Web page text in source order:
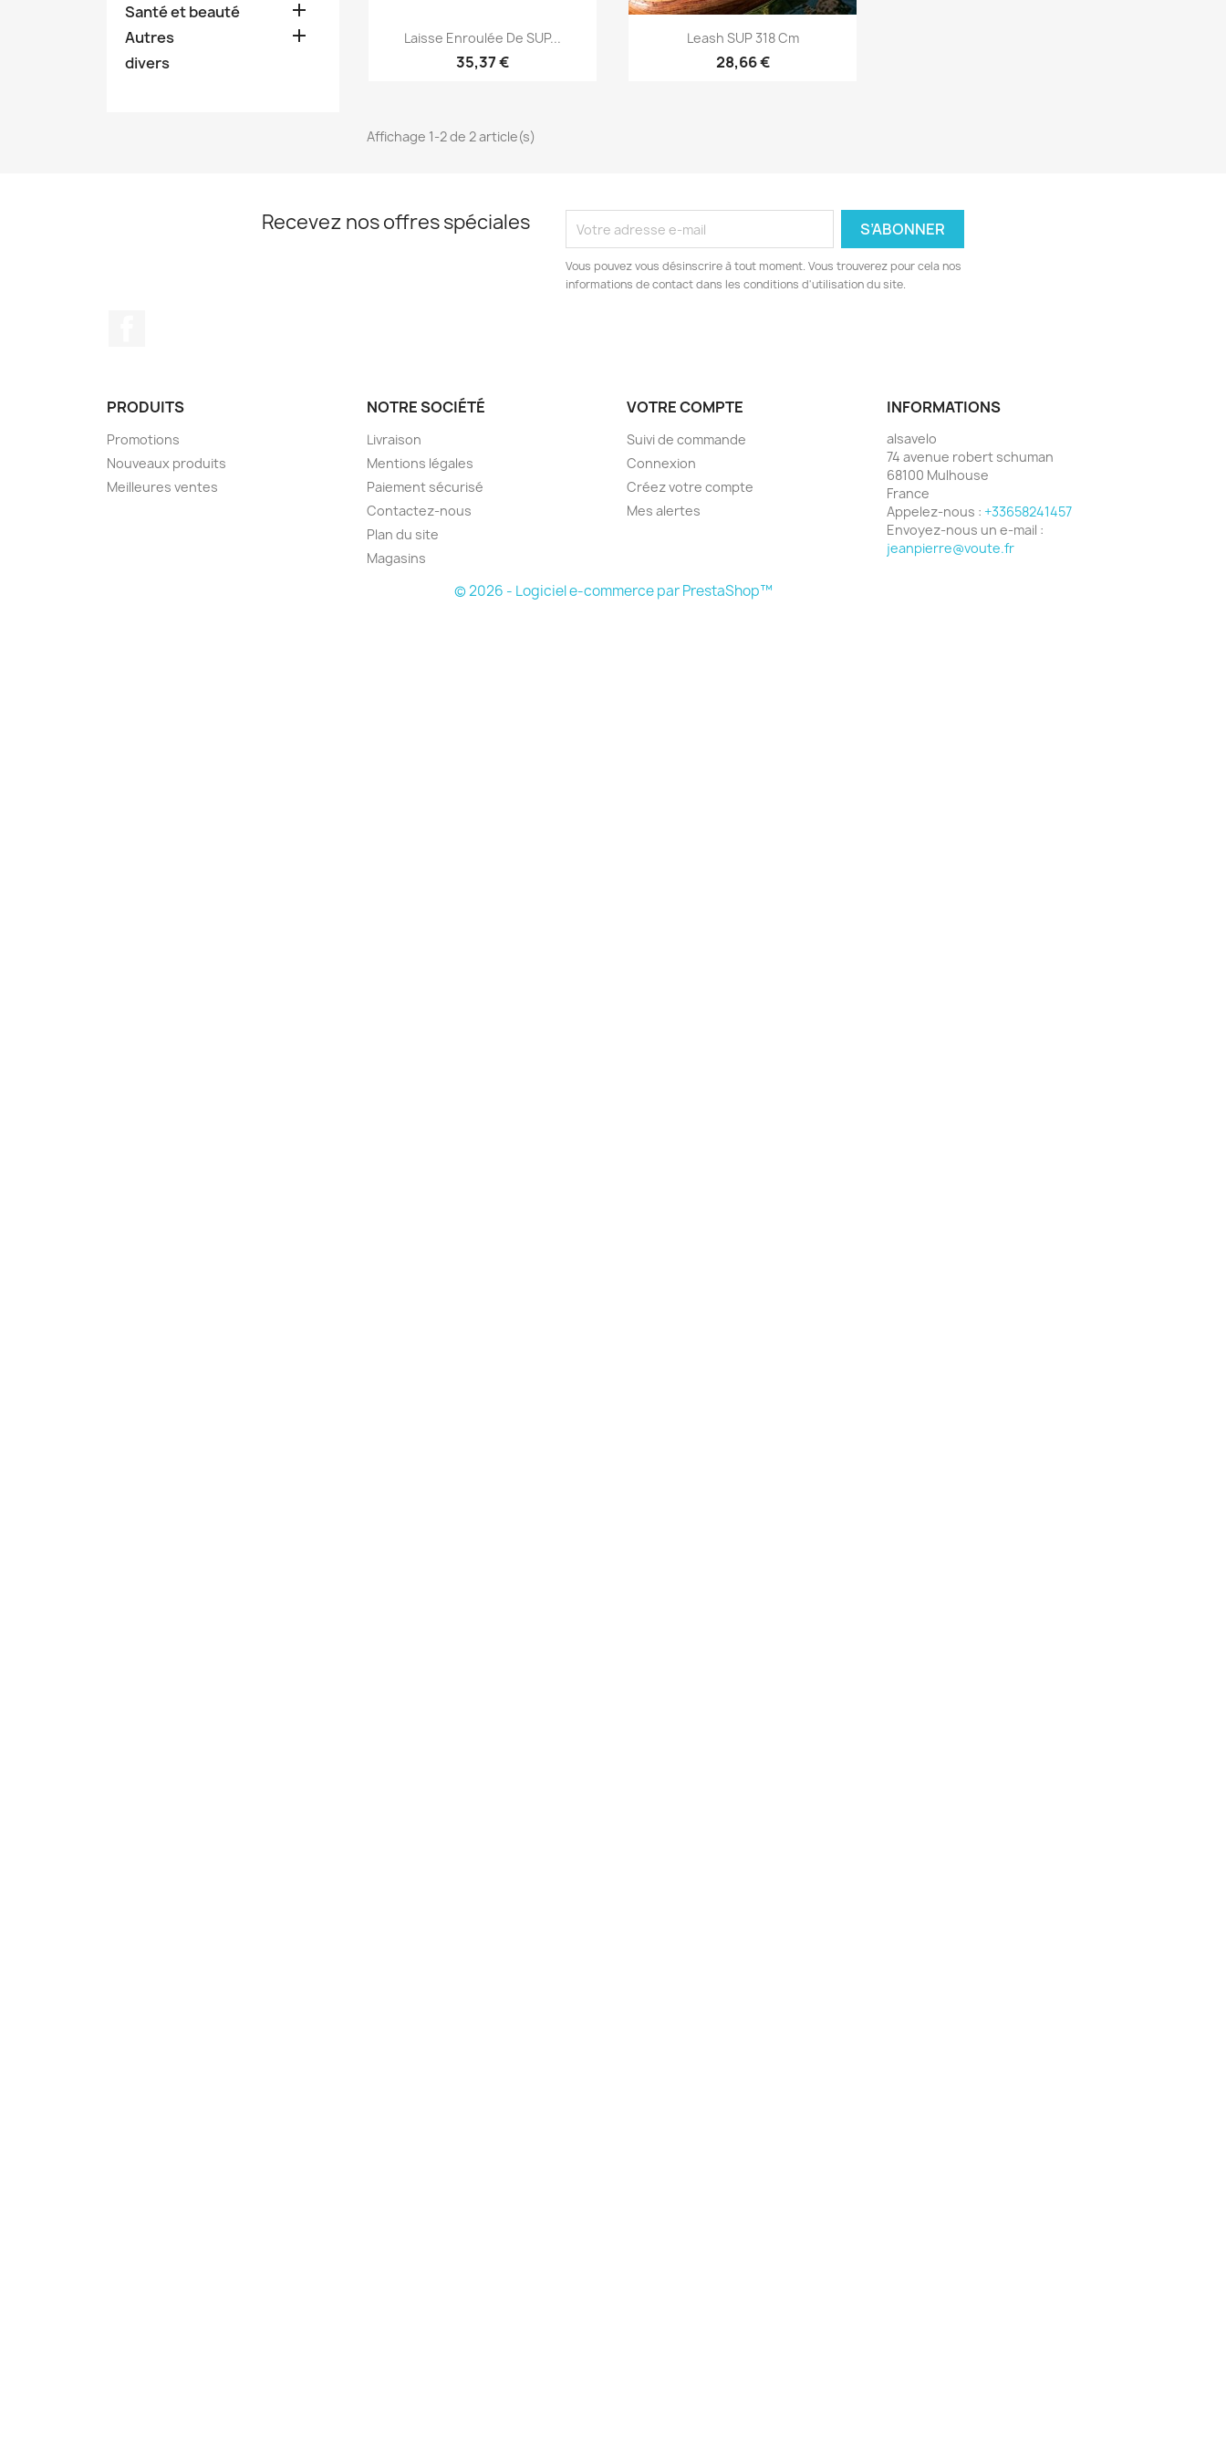
Santé et beauté 
Autres 
divers
Aperçu rapide
Laisse Enroulée De SUP...
35,37 €
Aperçu rapide
Leash SUP 318 Cm
28,66 €
Affichage 1-2 de 2 article(s)
Recevez nos offres spéciales
Vous pouvez vous désinscrire à tout moment. Vous trouverez pour cela nos
informations de contact dans les conditions d'utilisation du site.
PRODUITS
Promotions
Nouveaux produits
Meilleures ventes
NOTRE SOCIÉTÉ
Livraison
Mentions légales
Paiement sécurisé
Contactez-nous
Plan du site
Magasins
VOTRE COMPTE
Suivi de commande
Connexion
Créez votre compte
Mes alertes
INFORMATIONS
alsavelo
74 avenue robert schuman
68100 Mulhouse
France
Appelez-nous : +33658241457
Envoyez-nous un e-mail :
jeanpierre@voute.fr
© 2026 - Logiciel e-commerce par PrestaShop™